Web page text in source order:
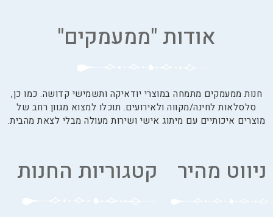
אודות "ממעמקים"
חנות ממעמקים מתמחה במוצרי יודאיקה ותשמישי קדושה. כמו כן,
סלסלאות לחינה/מקווה ולאירועים. תוכלו למצוא מגוון רחב של
מוצרים איכותיים עם מיתוג אישי ושירות מעולה מבלי לצאת מהבית.
ניווט מהיר קטגוריות החנות